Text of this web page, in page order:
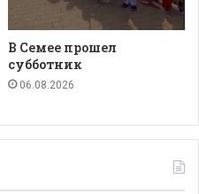
В Семее прошел
субботник
06.08.2026